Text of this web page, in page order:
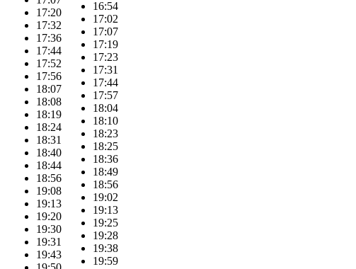
17:20
17:32
17:36
17:44
17:52
17:56
18:07
18:08
18:19
18:24
18:31
18:40
18:44
18:56
19:08
19:13
19:20
19:30
19:31
19:43
16:54
17:02
17:07
17:19
17:23
17:31
17:44
17:57
18:04
18:10
18:23
18:25
18:36
18:49
18:56
19:02
19:13
19:25
19:28
19:38
19:59